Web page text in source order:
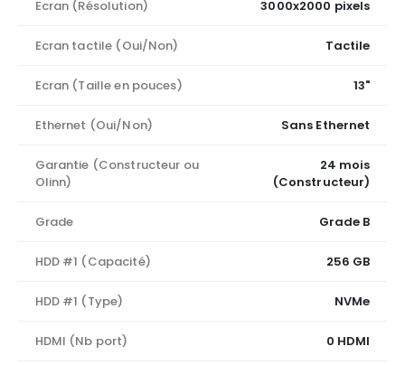
Ecran (Résolution) 3000x2000 pixels
Ecran tactile (Oui/Non) Tactile
Ecran (Taille en pouces) 13"
Ethernet (Oui/Non) Sans Ethernet
Garantie (Constructeur ou
Olinn)
24 mois
(Constructeur)
Grade Grade B
HDD #1 (Capacité) 256 GB
HDD #1 (Type) NVMe
HDMI (Nb port) 0 HDMI